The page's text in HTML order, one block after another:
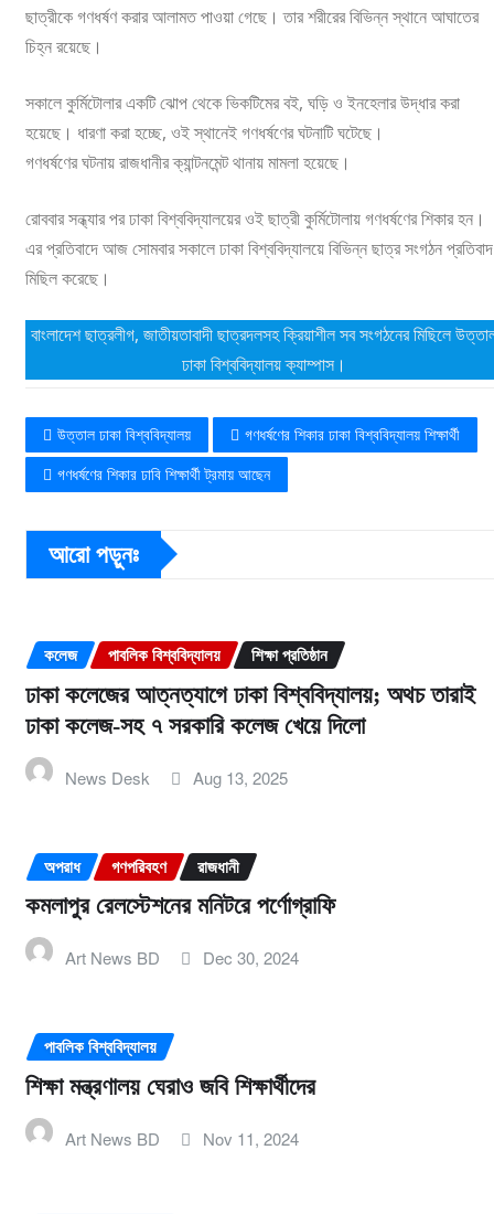
ছাত্রীকে গণধর্ষণ করার আলামত পাওয়া গেছে। তার শরীরের বিভিন্ন স্থানে আঘাতের
চিহ্ন রয়েছে।
সকালে কুর্মিটোলার একটি ঝোপ থেকে ভিকটিমের বই, ঘড়ি ও ইনহেলার উদ্ধার করা
হয়েছে। ধারণা করা হচ্ছে, ওই স্থানেই গণধর্ষণের ঘটনাটি ঘটেছে।
গণধর্ষণের ঘটনায় রাজধানীর ক্যান্টনমেন্ট থানায় মামলা হয়েছে।
রোববার সন্ধ্যার পর ঢাকা বিশ্ববিদ্যালয়ের ওই ছাত্রী কুর্মিটোলায় গণধর্ষণের শিকার হন।
এর প্রতিবাদে আজ সোমবার সকালে ঢাকা বিশ্ববিদ্যালয়ে বিভিন্ন ছাত্র সংগঠন প্রতিবাদ
মিছিল করেছে।
বাংলাদেশ ছাত্রলীগ, জাতীয়তাবাদী ছাত্রদলসহ ক্রিয়াশীল সব সংগঠনের মিছিলে
ঢাকা বিশ্ববিদ্যালয় ক্যাম্পাস।
উত্তাল ঢাকা বিশ্ববিদ্যালয়
গণধর্ষণের শিকার ঢাকা বিশ্ববিদ্যালয় শিক্ষার্থী
গণধর্ষণের শিকার ঢাবি শিক্ষার্থী ট্রমায় আছেন
আরো পড়ুনঃ
কলেজ পাবলিক বিশ্ববিদ্যালয় শিক্ষা প্রতিষ্ঠান
ঢাকা কলেজের আত্নত্যাগে ঢাকা বিশ্ববিদ্যালয়; অথচ তারাই
ঢাকা কলেজ-সহ ৭ সরকারি কলেজ খেয়ে দিলো
News Desk Aug 13, 2025
অপরাধ গণপরিবহণ রাজধানী
কমলাপুর রেলস্টেশনের মনিটরে পর্ণোগ্রাফি
Art News BD Dec 30, 2024
পাবলিক বিশ্ববিদ্যালয়
শিক্ষা মন্ত্রণালয় ঘেরাও জবি শিক্ষার্থীদের
Art News BD Nov 11, 2024